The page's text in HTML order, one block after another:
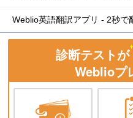
Weblio英語翻訳アプリ - 2秒で
診断テストが
Weblioプ